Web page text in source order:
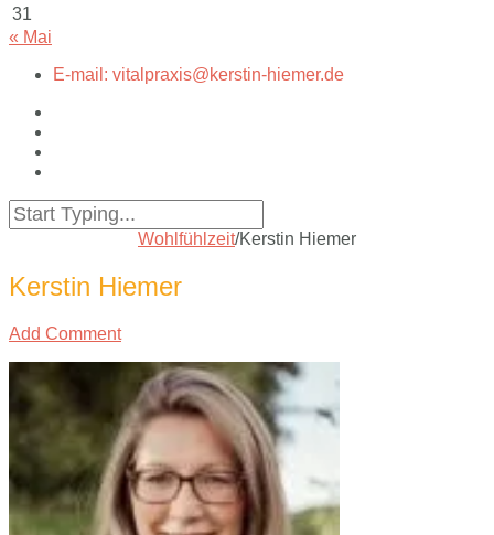
31
« Mai
E-mail: vitalpraxis@kerstin-hiemer.de
Wohlfühlzeit/Kerstin Hiemer
Kerstin Hiemer
Add Comment